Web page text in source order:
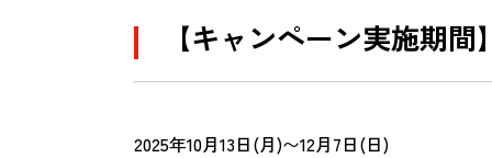
【キャンペーン実施期間】
2025年10月13日(月)〜12月7日(日)